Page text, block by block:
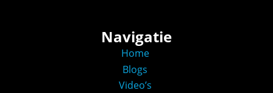
Navigatie
Home
Blogs
Video’s